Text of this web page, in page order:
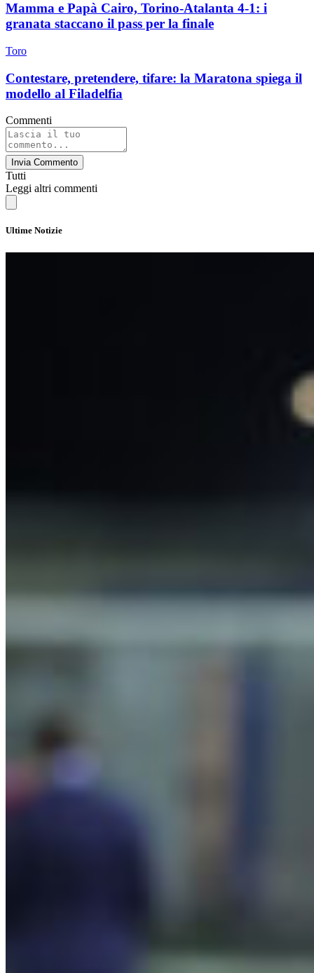
Mamma e Papà Cairo, Torino-Atalanta 4-1: i
granata staccano il pass per la finale
Toro
Contestare, pretendere, tifare: la Maratona spiega il
modello al Filadelfia
Commenti
Invia Commento
Tutti
Leggi altri commenti
Ultime Notizie